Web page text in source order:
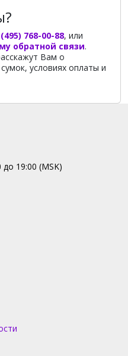
(495) 768-00-88, или
обратной связи.
Вам о
условиях оплаты и
19:00 (MSK)